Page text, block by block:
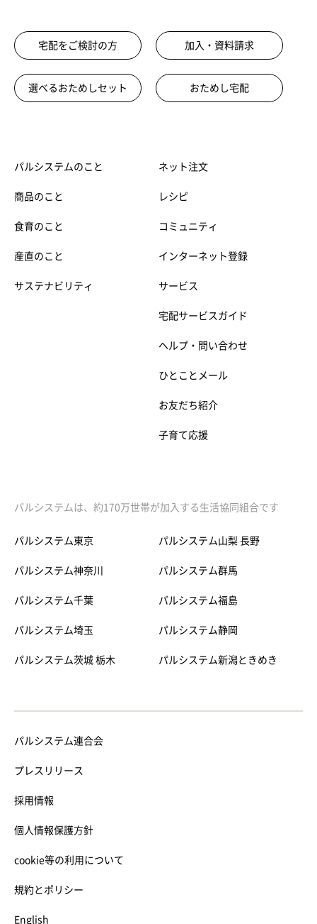
宅配をご検討の方 加入・資料請求
選べるおためしセット おためし宅配
パルシステムのこと
商品のこと
食育のこと
産直のこと
サステナビリティ
ネット注文
レシピ
コミュニティ
インターネット登録
サービス
宅配サービスガイド
ヘルプ・問い合わせ
ひとことメール
お友だち紹介
子育て応援
パルシステムは、約170万世帯が加入する生活協同組合です
パルシステム東京
パルシステム神奈川
パルシステム千葉
パルシステム埼玉
パルシステム茨城 栃木
パルシステム山梨 長野
パルシステム群馬
パルシステム福島
パルシステム静岡
パルシステム新潟ときめき
パルシステム連合会
プレスリリース
採用情報
個人情報保護方針
cookie等の利用について
規約とポリシー
English